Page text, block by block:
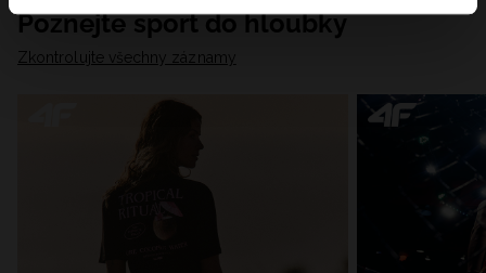
Poznejte sport do hloubky
Zkontrolujte všechny záznamy